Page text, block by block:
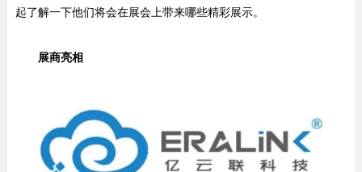
起了解一下他们将会在展会上带来哪些精彩展示。
展商亮相